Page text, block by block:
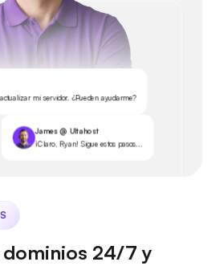
mi servidor. ¿Pueden ayudarme?
James @ Ultahost
¡Claro, Ryan! Sigue estos pasos...
24/7 y